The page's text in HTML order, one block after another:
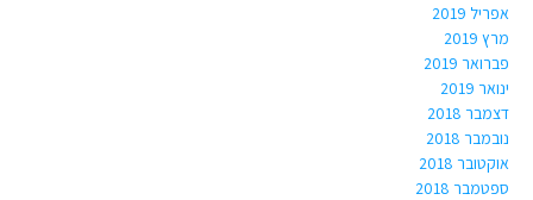
אפריל 2019
מרץ 2019
פברואר 2019
ינואר 2019
דצמבר 2018
נובמבר 2018
אוקטובר 2018
ספטמבר 2018